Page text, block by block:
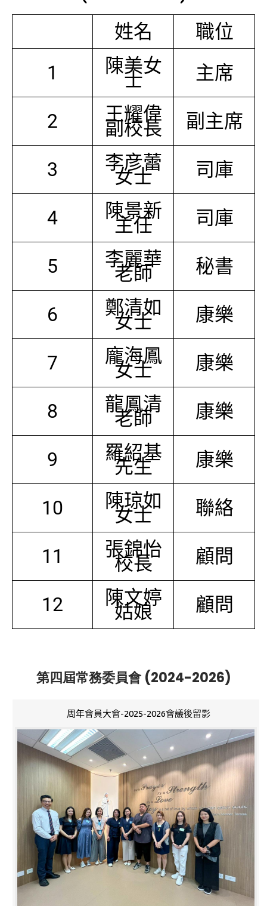
姓名
職位
1
陳美女
士 主席
2 王耀偉
副校長 副主席
3 李彦蕾
女士 司庫
4 陳景新
主任 司庫
5 李麗華
老師 秘書
6 鄭清如
女士 康樂
7 龐海鳳
女士 康樂
8 龍鳳清
老師 康樂
9 羅紹基
先生 康樂
10 陳琼如
女士 聯絡
11 張錦怡
校長 顧問
12 陳文婷
姑娘 顧問
第四屆常務委員會 (2024-2026)
周年會員大會-2025-2026會議後留影